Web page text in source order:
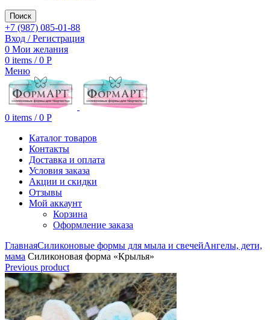
Поиск
+7 (987) 085-01-88
Вход / Регистрация
0 Мои желания
0 items / 0 Р
Меню
0 items / 0 Р
Каталог товаров
Контакты
Доставка и оплата
Условия заказа
Акции и скидки
Отзывы
Мой аккаунт
Корзина
Оформление заказа
ГлавнаяСиликоновые формы для мыла и свечейАнгелы, дети,
мама Силиконовая форма «Крылья»
Previous product